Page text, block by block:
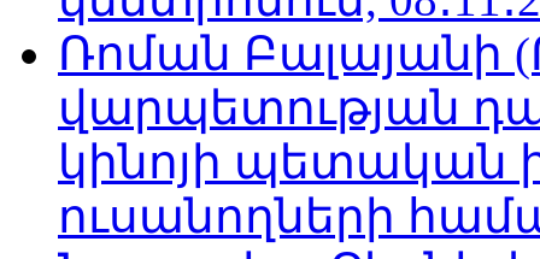
Ռոման Բալայանի
վարպետության
կինոյի պետական
ուսանողների